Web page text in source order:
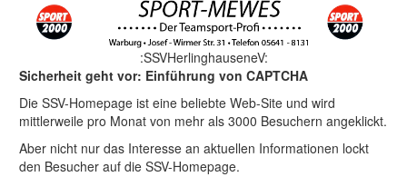
:SSVHerlinghauseneV:
Sicherheit geht vor: Einführung von CAPTCHA
Die SSV-Homepage ist eine beliebte Web-Site und wird
mittlerweile pro Monat von mehr als 3000 Besuchern angeklickt.
Aber nicht nur das Interesse an aktuellen Informationen lockt
den Besucher auf die SSV-Homepage.